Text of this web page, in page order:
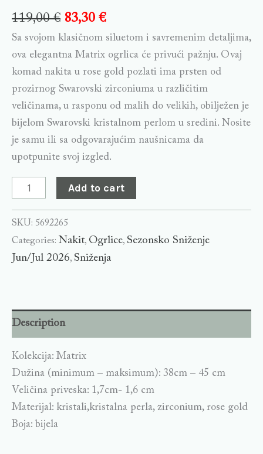
119,00€ 83,30 €
Sa svojom klasičnom siluetom i savremenim detaljima,
ova elegantna Matrix ogrlica će privući pažnju. Ovaj
komad nakita u rose gold pozlati ima prsten od
prozirnog Swarovski zirconiuma u ​​različitim
veličinama, u rasponu od malih do velikih, obilježen je
bijelom Swarovski kristalnom perlom u sredini. Nosite
je samu ili sa odgovarajućim naušnicama da
upotpunite svoj izgled.
Add to cart
SKU: 5692265
Categories: Nakit, Ogrlice, Sezonsko Sniženje
Jun/Jul 2026, Sniženja
Description
Kolekcija: Matrix
Dužina (minimum – maksimum): 38cm – 45 cm
Veličina priveska: 1,7cm- 1,6 cm
Materijal: kristali,kristalna perla, zirconium, rose gold
Boja: bijela